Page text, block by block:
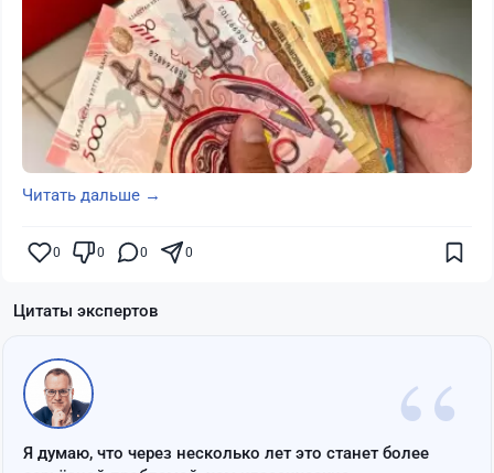
Читать дальше →
0 0 0 0
Цитаты экспертов
“
Я думаю, что через несколько лет это станет более